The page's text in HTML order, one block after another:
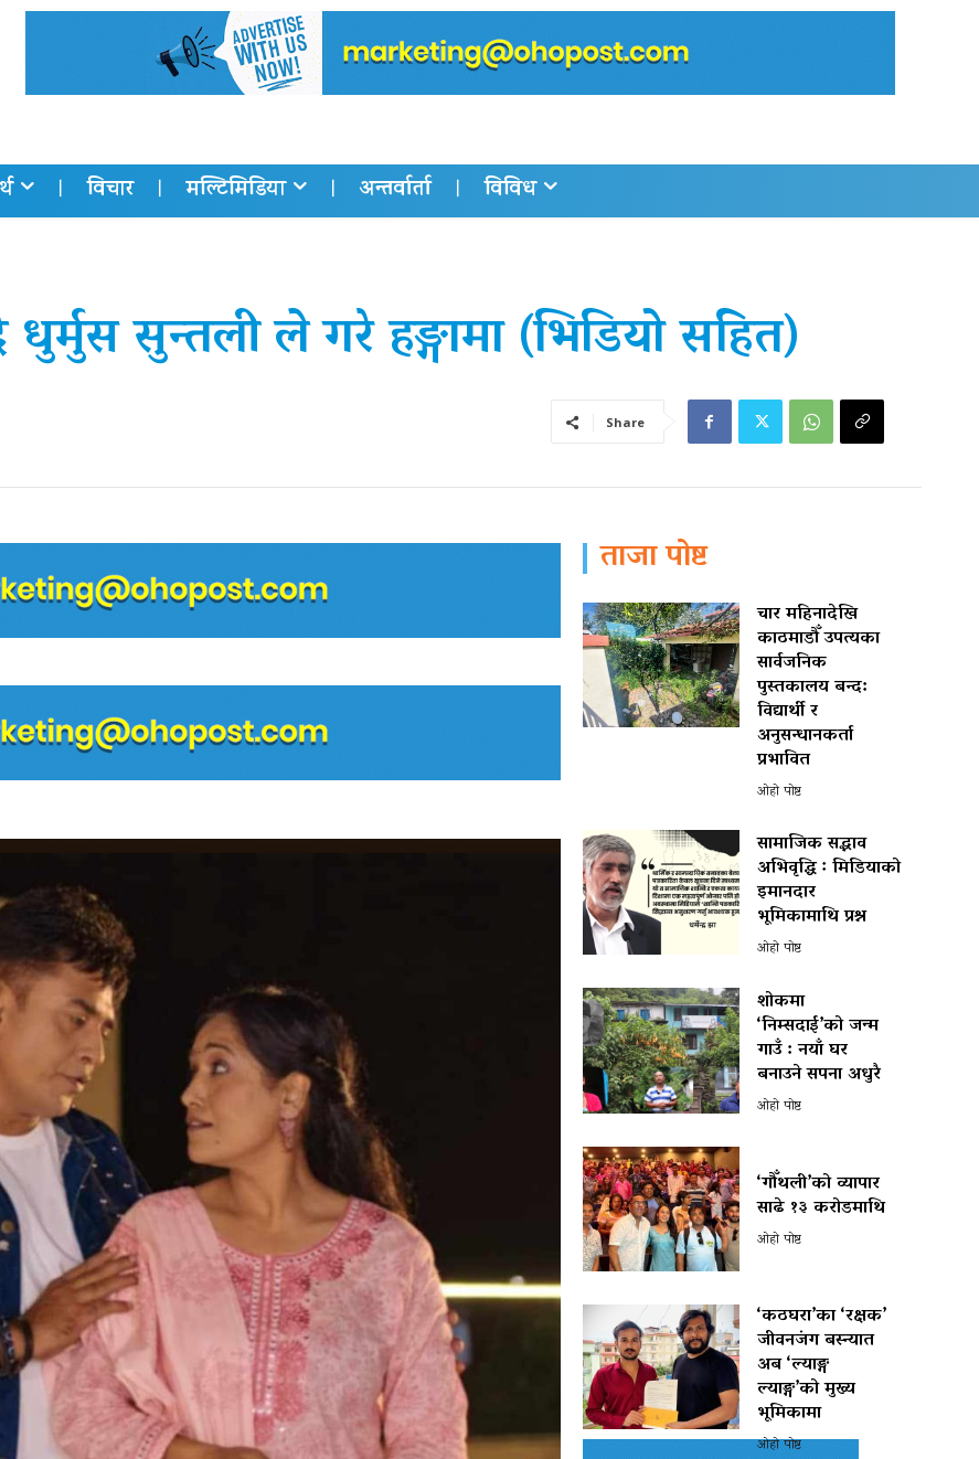
विचार मल्टिमिडिया अन्तर्वार्ता विविध
धुर्मुस सुन्तली ले गरे हङ्गामा (भिडियो सहित)
Share
ताजा पोष्ट
चार महिनादेखि
काठमाडौँ उपत्यका
सार्वजनिक
पुस्तकालय बन्द:
विद्यार्थी र
अनुसन्धानकर्ता
प्रभावित
ओहो पोष्ट
सामाजिक सद्भाव
अभिवृद्धि ः मिडियाको
इमानदार
भूमिकामाथि प्रश्न
ओहो पोष्ट
शोकमा
‘निम्सदाई’को जन्म
गाउँ : नयाँ घर
बनाउने सपना अधुरै
ओहो पोष्ट
‘गौँथली’को व्यापार
साढे १३ करोडमाथि
ओहो पोष्ट
‘कठघरा’का ‘रक्षक’
जीवनजंग बस्न्यात
अब ‘ल्याङ्ग
ल्याङ्ग’को मुख्य
भूमिकामा
ओहो पोष्ट